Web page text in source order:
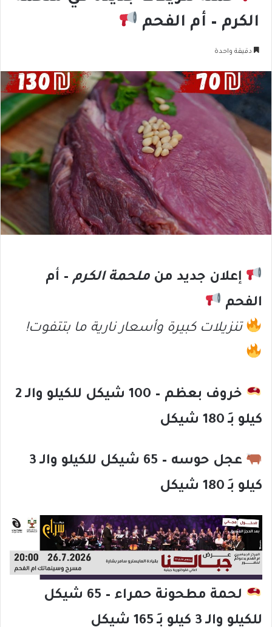
الكرم – أم الفحم
دقيقة واحدة
إعلان جديد منملحمة الكرم– أم
الفحم
تنزيلات كبيرة وأسعار نارية ما بتتفوت!
خروف بعظم – 100 شيكل للكيلو والـ 2
كيلو بـِ 180 شيكل
عجل حوسه – 65 شيكل للكيلو والـ 3
كيلو بـِ 180 شيكل
لحمة مطحونة حمراء – 65 شيكل
للكيلو والـ 3 كيلو بـِ 165 شيكل